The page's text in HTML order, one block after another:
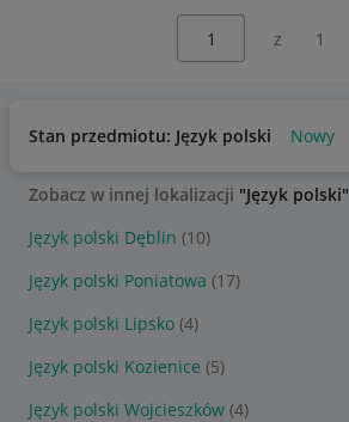
z 1
Stan przedmiotu: Język polski Nowy
Zobacz w innej lokalizacji "Język polski"
Język polski Dęblin (10)
Język polski Poniatowa (17)
Język polski Lipsko (4)
Język polski Kozienice (5)
Język polski Wojcieszków (4)